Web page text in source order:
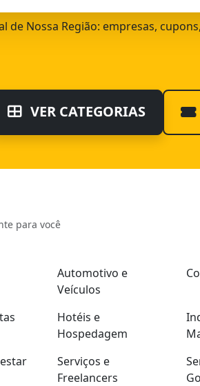
de Nossa Região: empresas,
VER CATEGORIAS
para você
Automotivo e
Veículos
Hotéis e
Hospedagem
Serviços e
Freelancers